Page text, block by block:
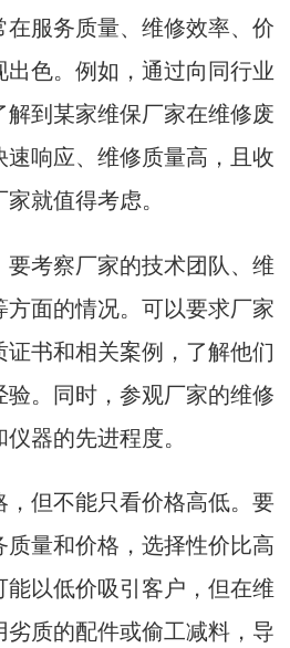
服务质量、维修效率、价
色。例如，通过向同行业
到某家维保厂家在维修废
响应、维修质量高，且收
就值得考虑。
考察厂家的技术团队、维
面的情况。可以要求厂家
书和相关案例，了解他们
。同时，参观厂家的维修
器的先进程度。
但不能只看价格高低。要
量和价格，选择性价比高
以低价吸引客户，但在维
质的配件或偷工减料，导